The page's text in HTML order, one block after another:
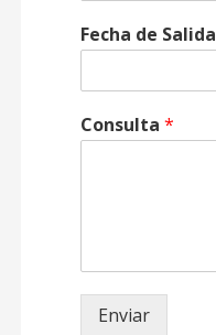
Fecha de Salida
Consulta *
Enviar